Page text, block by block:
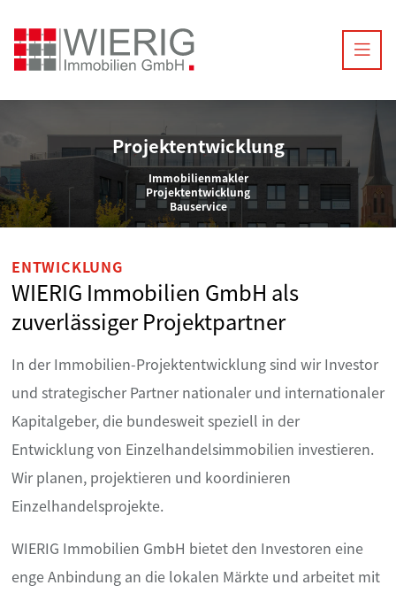
Projektentwicklung
Immobilienmakler
Projektentwicklung
Bauservice
ENTWICKLUNG
WIERIG Immobilien GmbH als
zuverlässiger Projektpartner
In der Immobilien-Projektentwicklung sind wir Investor
und strategischer Partner nationaler und internationaler
Kapitalgeber, die bundesweit speziell in der
Entwicklung von Einzelhandelsimmobilien investieren.
Wir planen, projektieren und koordinieren
Einzelhandelsprojekte.
WIERIG Immobilien GmbH bietet den Investoren eine
enge Anbindung an die lokalen Märkte und arbeitet mit